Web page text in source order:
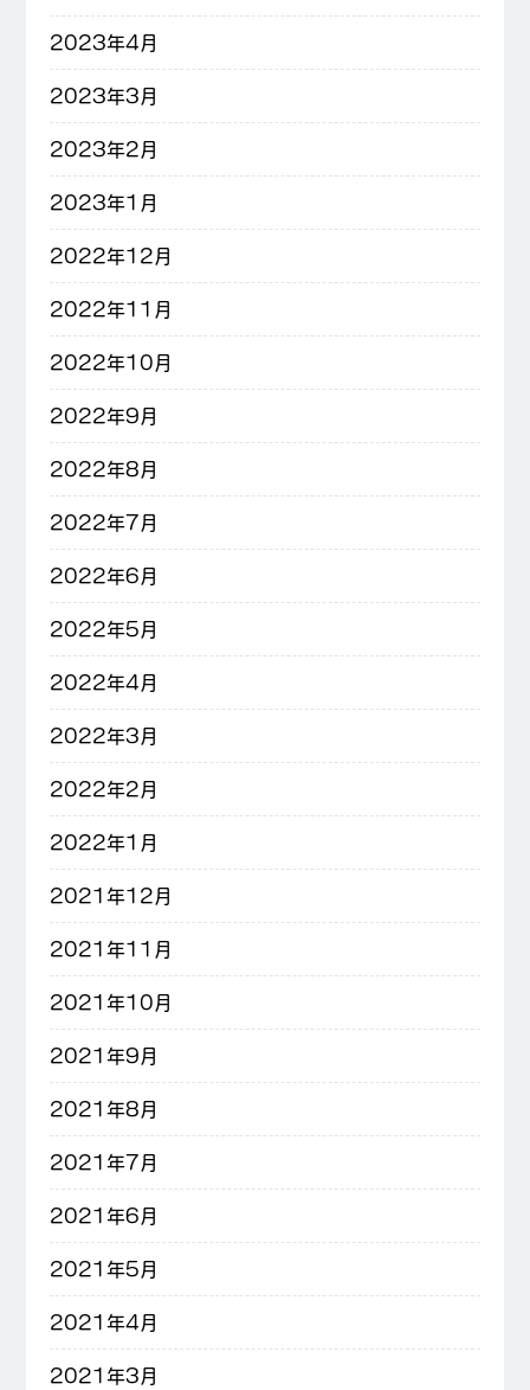
2023年4月
2023年3月
2023年2月
2023年1月
2022年12月
2022年11月
2022年10月
2022年9月
2022年8月
2022年7月
2022年6月
2022年5月
2022年4月
2022年3月
2022年2月
2022年1月
2021年12月
2021年11月
2021年10月
2021年9月
2021年8月
2021年7月
2021年6月
2021年5月
2021年4月
2021年3月